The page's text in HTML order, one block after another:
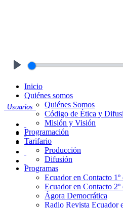
Usuarios
Inicio
Quiénes somos
Quiénes Somos
Código de Ética y
Misión y Visión
Programación
Tarifario
Producción
Difusión
Programas
Ecuador en Contacto 1º
Ecuador en Contacto 2º
Ágora Democrática
Radio Revista Ecuador